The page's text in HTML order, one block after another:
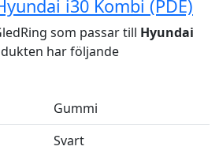
i30 Kombi (PDE)
som passar till Hyundai
har följande
Gummi
Svart